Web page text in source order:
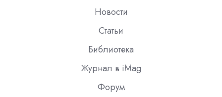
Новости
Статьи
Библиотека
Журнал в iMag
Форум